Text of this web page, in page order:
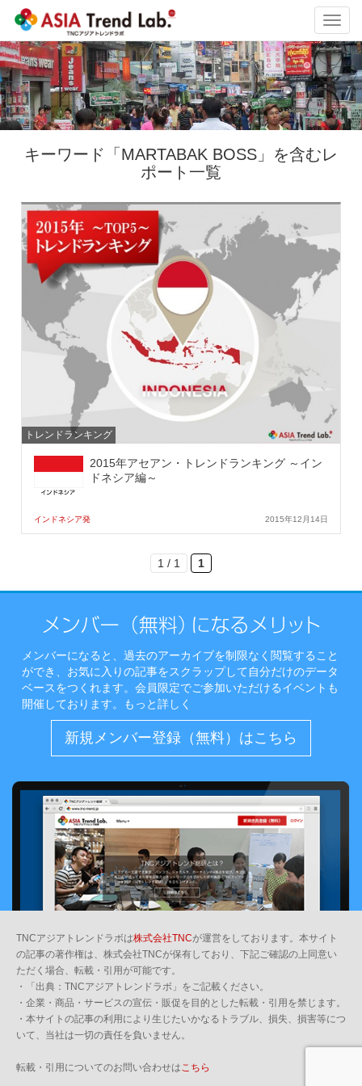
キーワード「MARTABAK BOSS」を含むレ
ポート一覧
トレンドランキング
2015年アセアン・トレンドランキング ～イン
ドネシア編～
インドネシア発 2015年12月14日
1 / 1 1
メンバーになると、過去のアーカイブを制限なく閲覧すること
ができ、お気に入りの記事をスクラップして自分だけのデータ
ベースをつくれます。会員限定でご参加いただけるイベントも
開催しております。
もっと詳しく
新規メンバー登録（無料）はこちら
TNCアジアトレンドラボは株式会社TNCが運営をしております。本サイト
の記事の著作権は、株式会社TNCが保有しており、下記ご確認の上同意い
ただく場合、転載・引用が可能です。
・「出典：TNCアジアトレンドラボ」をご記載ください。
・企業・商品・サービスの宣伝・販促を目的とした転載・引用を禁じます。
・本サイトの記事の利用により生じたいかなるトラブル、損失、損害等につ
いて、当社は一切の責任を負いません。
転載・引用についてのお問い合わせはこちら